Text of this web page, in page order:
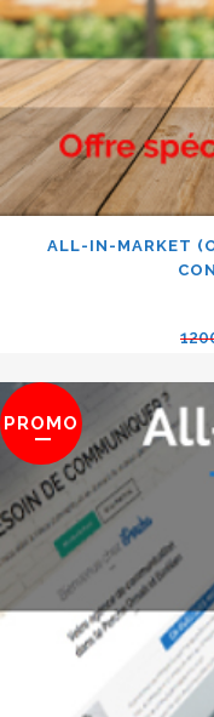
ALL-IN-MARKET
PROMO